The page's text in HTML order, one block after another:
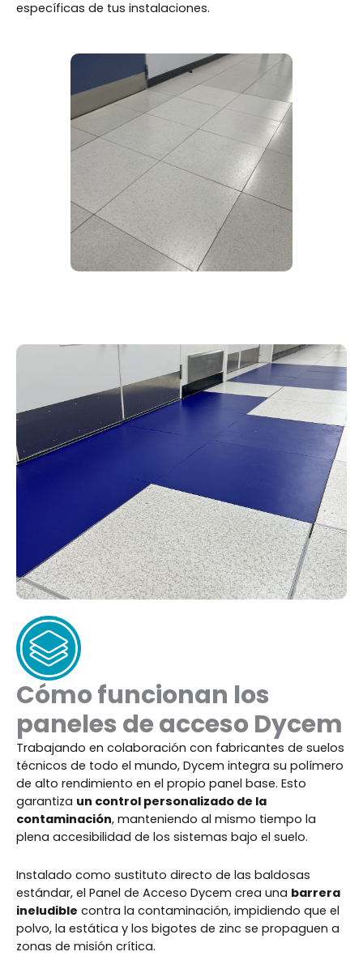
específicas de tus instalaciones.
Cómo funcionan los
paneles de acceso Dycem
Trabajando en colaboración con fabricantes de suelos
técnicos de todo el mundo, Dycem integra su polímero
de alto rendimiento en el propio panel base. Esto
garantiza un control personalizado de la
contaminación, manteniendo al mismo tiempo la
plena accesibilidad de los sistemas bajo el suelo.
Instalado como sustituto directo de las baldosas
estándar, el Panel de Acceso Dycem crea una barrera
ineludible contra la contaminación, impidiendo que el
polvo, la estática y los bigotes de zinc se propaguen a
zonas de misión crítica.